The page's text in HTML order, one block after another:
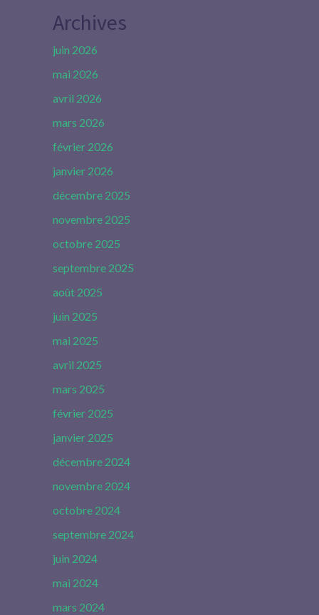
Archives
juin 2026
mai 2026
avril 2026
mars 2026
février 2026
janvier 2026
décembre 2025
novembre 2025
octobre 2025
septembre 2025
août 2025
juin 2025
mai 2025
avril 2025
mars 2025
février 2025
janvier 2025
décembre 2024
novembre 2024
octobre 2024
septembre 2024
juin 2024
mai 2024
mars 2024